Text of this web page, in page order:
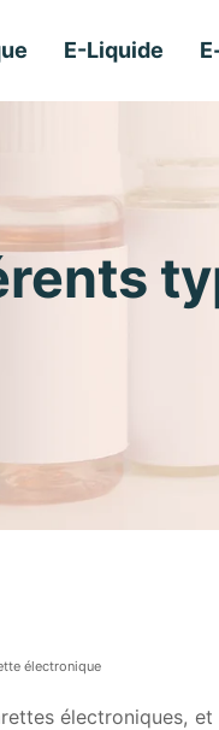
E-Liquide
électronique
électroniques,